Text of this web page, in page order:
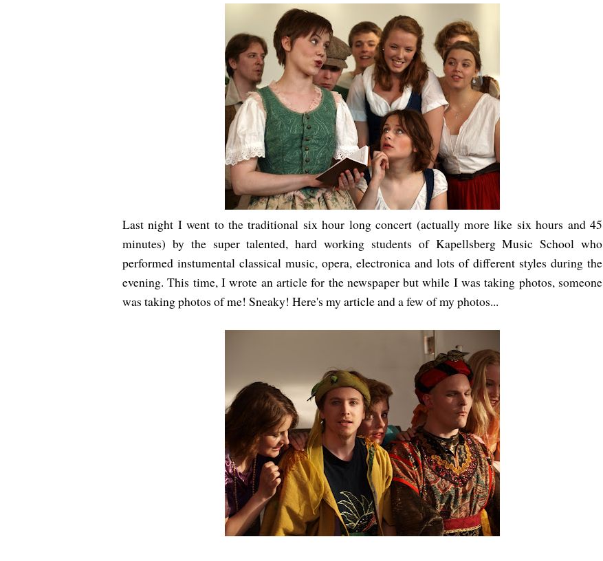
Last night I went to the traditional six hour long concert (actually more like six hours and 45
minutes) by the super talented, hard working students of Kapellsberg Music School who
performed instumental classical music, opera, electronica and lots of different styles during the
evening. This time, I wrote an article for the newspaper but while I was taking photos, someone
was taking photos of me! Sneaky! Here's my article and a few of my photos...